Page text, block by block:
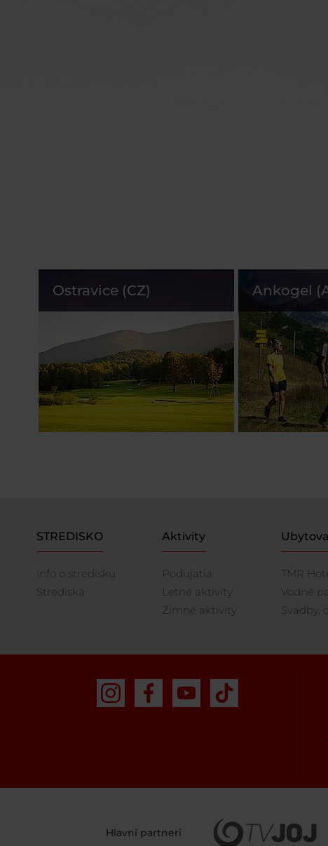
Ostravice (CZ) Ankogel
STREDISKO
Info o stredisku
Strediská
Aktivity
Podujatia
Letné aktivity
Zimné aktivity
TMR
Vodné
Svadby,
Hlavní partneri